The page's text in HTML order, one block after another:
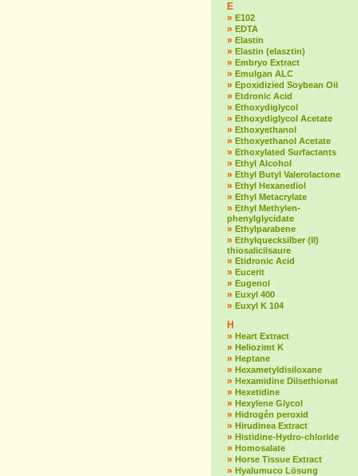
E
» E102
» EDTA
» Elastin
» Elastin (elasztin)
» Embryo Extract
» Emulgan ALC
» Epoxidizied Soybean Oil
» Etdronic Acid
» Ethoxydiglycol
» Ethoxydiglycol Acetate
» Ethoxyethanol
» Ethoxyethanol Acetate
» Ethoxylated Surfactants
» Ethyl Alcohol
» Ethyl Butyl Valerolactone
» Ethyl Hexanediol
» Ethyl Metacrylate
» Ethyl Methylen-
phenylglycidate
» Ethylparabene
» Ethylquecksilber (II)
thiosalicilsaure
» Etidronic Acid
» Eucerit
» Eugenol
» Euxyl 400
» Euxyl K 104
H
» Heart Extract
» Heliozimt K
» Heptane
» Hexametyldisiloxane
» Hexamidine Diisethionat
» Hexetidine
» Hexylene Glycol
» Hidrogén peroxid
» Hirudinea Extract
» Histidine-Hydro-chloride
» Homosalate
» Horse Tissue Extract
» Hyalumuco Lösung